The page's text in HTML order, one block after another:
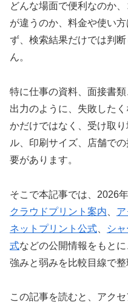
どんな場面で便利なのか
が違うのか、料金や使い
ず、検索結果だけでは判
ん。
特に仕事の資料、面接書
出力のように、失敗した
かだけではなく、受け取
ル、印刷サイズ、店舗で
要があります。
そこで本記事では、2026
クラウドプリント案内
ネットプリント公式
シ
式などの公開情報をもと
強みと弱みを比較目線で整
この記事を読むと、アク